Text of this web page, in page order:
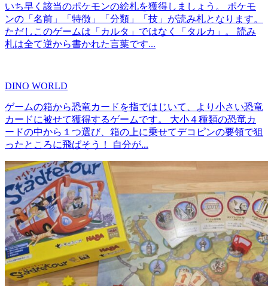
いち早く該当のポケモンの絵札を獲得しましょう。 ポケモ
ンの「名前」「特徴」「分類」「技」が読み札となります。
ただしこのゲームは「カルタ」ではなく「タルカ」。 読み
札は全て逆から書かれた言葉です...
DINO WORLD
ゲームの箱から恐竜カードを指ではじいて、より小さい恐竜
カードに被せて獲得するゲームです。 大小４種類の恐竜カ
ードの中から１つ選び、箱の上に乗せてデコピンの要領で狙
ったところに飛ばそう！ 自分が...